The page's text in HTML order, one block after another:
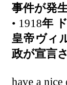
事件が発生
• 1918年
皇帝ヴィ
政が宣言
have a nice